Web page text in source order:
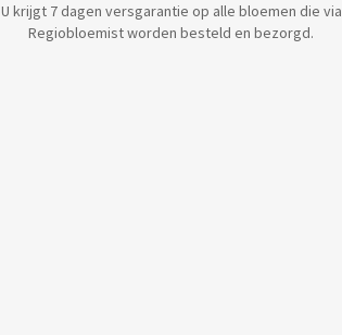
U krijgt 7 dagen versgarantie op alle bloemen die via
Regiobloemist worden besteld en bezorgd.